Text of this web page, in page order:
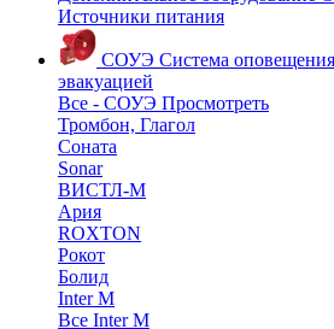
Источники питания
СОУЭ Система
эвакуацией
Все - СОУЭ Просмотреть
Тромбон, Глагол
Соната
Sonar
ВИСТЛ-М
Ария
ROXTON
Рокот
Болид
Inter M
Все Inter M